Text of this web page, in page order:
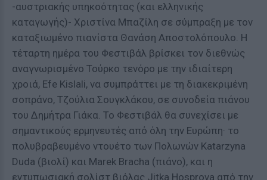
-αυστριακής υπηκοότητας (και ελληνικής
καταγωγής)- Χριστίνα Μπαζίλη σε σύμπραξη με τον
καταξιωμένο πιανίστα Θανάση Αποστολόπουλο. Η
τέταρτη ημέρα του Φεστιβάλ βρίσκει τον διεθνώς
αναγνωρισμένο Τούρκο τενόρο με την ιδιαίτερη
χροιά, Εfe Κislali, να συμπράττει με τη διακεκριμένη
σοπράνο, Τζούλια Σουγκλάκου, σε συνοδεία πιάνου
του Δημήτρα Γιάκα. Το Φεστιβάλ θα συνεχίσει με
σημαντικούς ερμηνευτές από όλη την Ευρώπη· το
πολυβραβευμένο ντουέτο των Πολωνών Katarzyna
Duda (βιολί) και Marek Bracha (πιάνο), και η
εντυπωσιακή σολίστ βιόλας Jitka Hosprova από την